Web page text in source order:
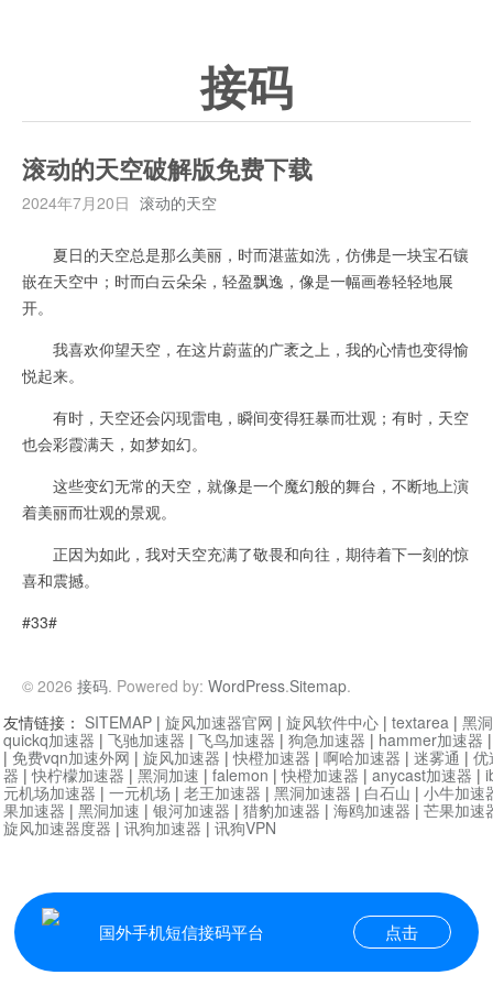
接码
滚动的天空破解版免费下载
2024年7月20日 滚动的天空
夏日的天空总是那么美丽，时而湛蓝如洗，仿佛是一块宝石镶
嵌在天空中；时而白云朵朵，轻盈飘逸，像是一幅画卷轻轻地展
开。
我喜欢仰望天空，在这片蔚蓝的广袤之上，我的心情也变得愉
悦起来。
有时，天空还会闪现雷电，瞬间变得狂暴而壮观；有时，天空
也会彩霞满天，如梦如幻。
这些变幻无常的天空，就像是一个魔幻般的舞台，不断地上演
着美丽而壮观的景观。
正因为如此，我对天空充满了敬畏和向往，期待着下一刻的惊
喜和震撼。
#33#
© 2026 接码. Powered by: WordPress.Sitemap.
国外手机短信接码平台 点击
友情链接： SITEMAP | 旋风加速器官网 | 旋风软件中心 | textarea | 黑
quickq加速器 | 飞驰加速器 | 飞鸟加速器 | 狗急加速器 | hammer加速器
| 免费vqn加速外网 | 旋风加速器 |快橙加速器 | 啊哈加速器 | 迷雾通 | 优
器 |快柠檬加速器 | 黑洞加速 | falemon |快橙加速器 | anycast加速器 |
元机场加速器 | 一元机场 | 老王加速器 | 黑洞加速器 | 白石山 | 小牛加速
果加速器 | 黑洞加速 | 银河加速器 | 猎豹加速器 | 海鸥加速器 | 芒果加速
旋风加速器度器 | 讯狗加速器 | 讯狗VPN